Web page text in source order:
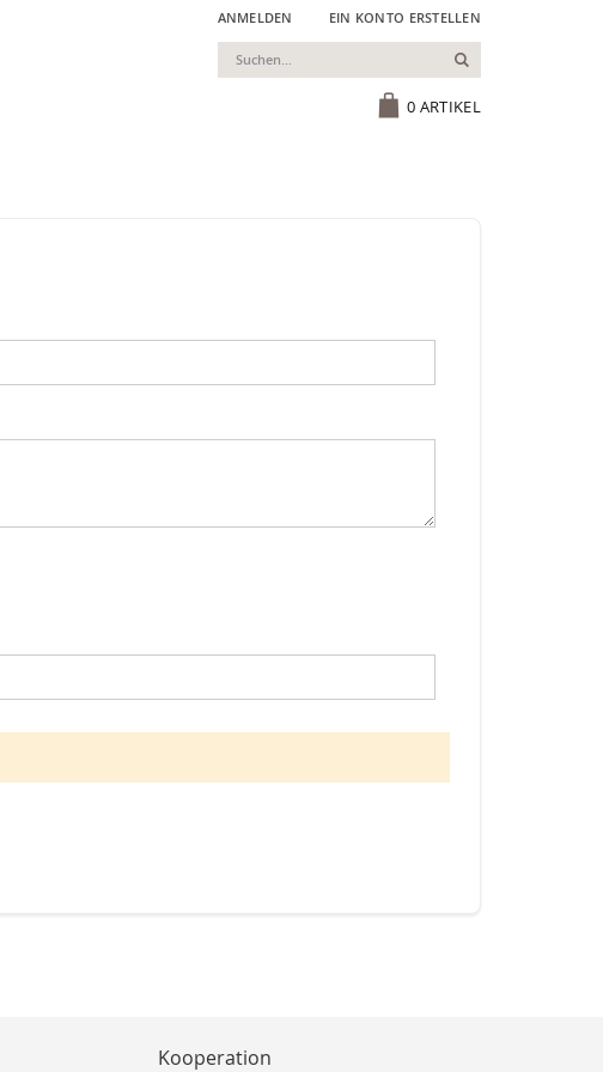
ANMELDEN EIN KONTO ERSTELLEN
0 ARTIKEL
Suchen
Kooperation